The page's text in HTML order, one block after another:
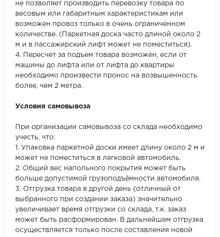
не позволяет производить перевозку товара по
весовым или габаритным характеристикам или
возможен провоз только в очень ограниченном
количестве. (Паркетная доска часто длиной около 2
м и в пассажирский лифт может не поместиться).
4. Пересчет за подъем товара возможен, если от
машины до лифта или от лифта до квартиры
необходимо произвести пронос на возвышенность
более, чем 2 метра.
Условия самовывоза
При организации самовывоза со склада необходимо
учесть, что:
1. Упаковка паркетной доски имеет длину около 2 м и
может не поместиться в легковой автомобиль.
2. Общий вес напольного покрытия может быть
больше допустимой грузоподъёмности автомобиля.
3. Отгрузка товара в другой день (отличный от
выбранного при создании заказа) значительно
увеличивает время отгрузки со склада, т.к. заказ
может быть расформирован. В дальнейшем отгрузка
осуществляется только после составления новой